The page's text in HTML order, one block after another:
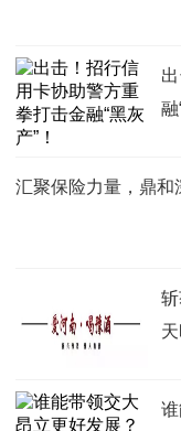
融
汇聚保险力量，鼎和